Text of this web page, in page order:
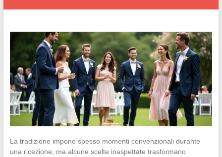
La tradizione impone spesso momenti convenzionali durante
una ricezione, ma alcune scelte inaspettate trasformano